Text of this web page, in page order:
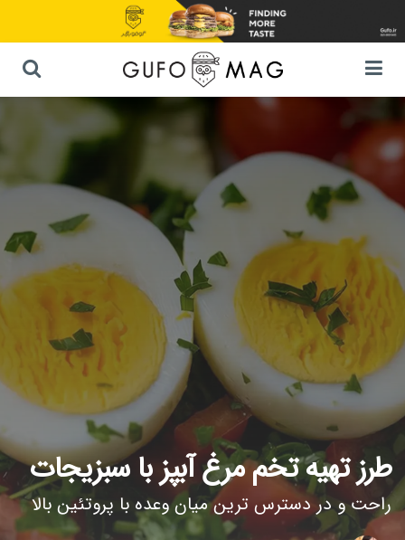
طرز تهیه تخم مرغ آبپز با سبزیجات
راحت و در دسترس ترین میان وعده با پروتئین بالا